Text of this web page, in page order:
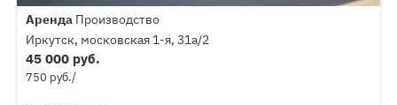
Аренда Производство
Иркутск, московская 1-я, 31а/2
45 000 руб.
750 руб./